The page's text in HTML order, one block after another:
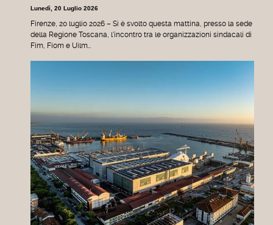
Lunedì, 20 Luglio 2026
Firenze, 20 luglio 2026 – Si è svolto questa mattina, presso la sede
della Regione Toscana, l'incontro tra le organizzazioni sindacali di
Fim, Fiom e Uilm…